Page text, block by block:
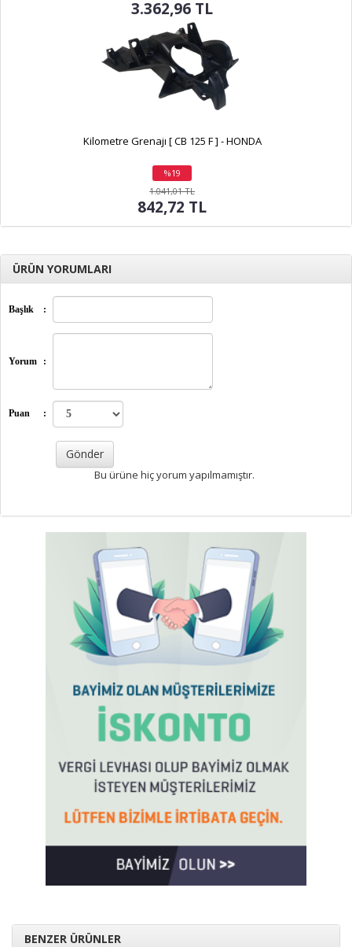
3.362,96 TL
Kilometre Grenajı [ CB 125 F ] - HONDA
%19
indirim
1.041,01 TL
842,72 TL
ÜRÜN YORUMLARI
Başlık :
Yorum :
Puan :
Bu ürüne hiç yorum yapılmamıştır.
BENZER ÜRÜNLER